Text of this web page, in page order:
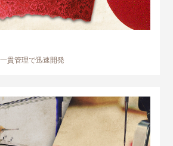
貫管理で迅速開発